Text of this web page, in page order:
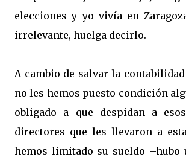
elecciones y yo vivía en
irrelevante, huelga decirlo.
A cambio de salvar la
no les hemos puesto condición
obligado a que despidan a
directores que les llevaron a
hemos limitado su sueldo –hubo